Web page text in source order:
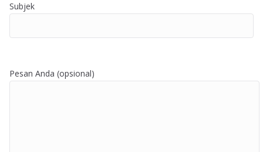
Subjek
Pesan Anda (opsional)